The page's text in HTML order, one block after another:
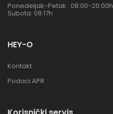
Ponedeljak-Petak : 08:00-20:00h
Subota: 08:17h
HEY-O
Kontakt
Podaci APR